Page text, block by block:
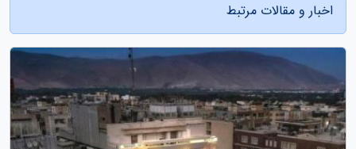
اخبار و مقالات مرتبط